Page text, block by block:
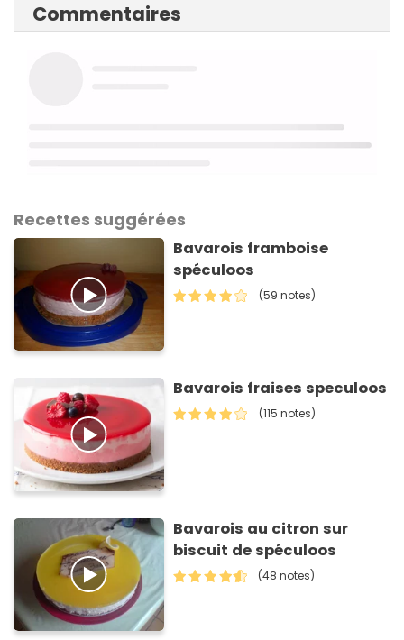
Commentaires
Recettes suggérées
Bavarois framboise
spéculoos
(59 notes)
Bavarois fraises speculoos
(115 notes)
Bavarois au citron sur
biscuit de spéculoos
(48 notes)